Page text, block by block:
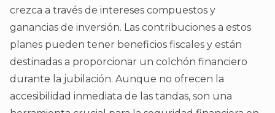
crezca a través de intereses compuestos y
ganancias de inversión. Las contribuciones a estos
planes pueden tener beneficios fiscales y están
destinadas a proporcionar un colchón financiero
durante la jubilación. Aunque no ofrecen la
accesibilidad inmediata de las tandas, son una